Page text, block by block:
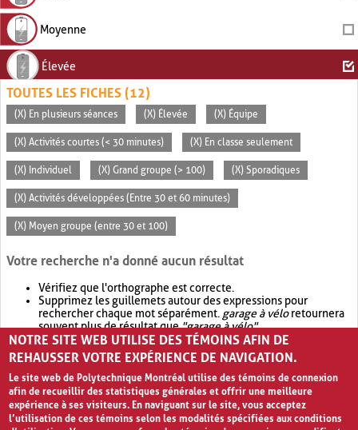
Moyenne
Élevée
TOUTES LES FICHES (12)
(X) En plusieurs séances (X) Élevée (X) Équipe
(X) Activités courtes (< 30 minutes) (X) En classe seulement
(X) Individuel (X) Grand groupe (> 100) (X) Sporadiques
(X) Activités développées (Entre 30 et 60 minutes)
(X) Moyen groupe (entre 30 et 100)
Votre recherche n'a donné aucun résultat
Vérifiez que l'orthographe est correcte.
Supprimez les guillemets autour des expressions pour
rechercher chaque mot séparément. garage à véloretournera
souvent plus de résultat que"garage à vélo".
Envisagez d'élargir votre recherche avec OR.garage OR vélo
retournera souvent plus de résultat quegarage à vélo
NOTRE SITE WEB UTILISE DES TÉMOINS AFIN DE
REHAUSSER VOTRE EXPÉRIENCE DE NAVIGATION.
Le site web de Polytechnique Montréal utilise des témoins de connexion
afin de recueillir des statistiques générales et offrir une meilleure
expérience à ses visiteurs. En naviguant sur le site, vous acceptez
l’utilisation de ces témoins selon les modalités spécifiées aux conditions